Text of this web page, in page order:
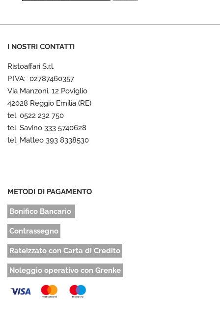
I NOSTRI CONTATTI
Ristoaffari S.r.l.
P.IVA: 02787460357
Via Manzoni, 12 Poviglio
42028 Reggio Emilia (RE)
tel. 0522 232 750
tel. Savino 333 5740628
tel. Matteo 393 8338530
METODI DI PAGAMENTO
Bonifico Bancario
Contrassegno
Rateizzato con Carta di Credito
Noleggio operativo con Grenke